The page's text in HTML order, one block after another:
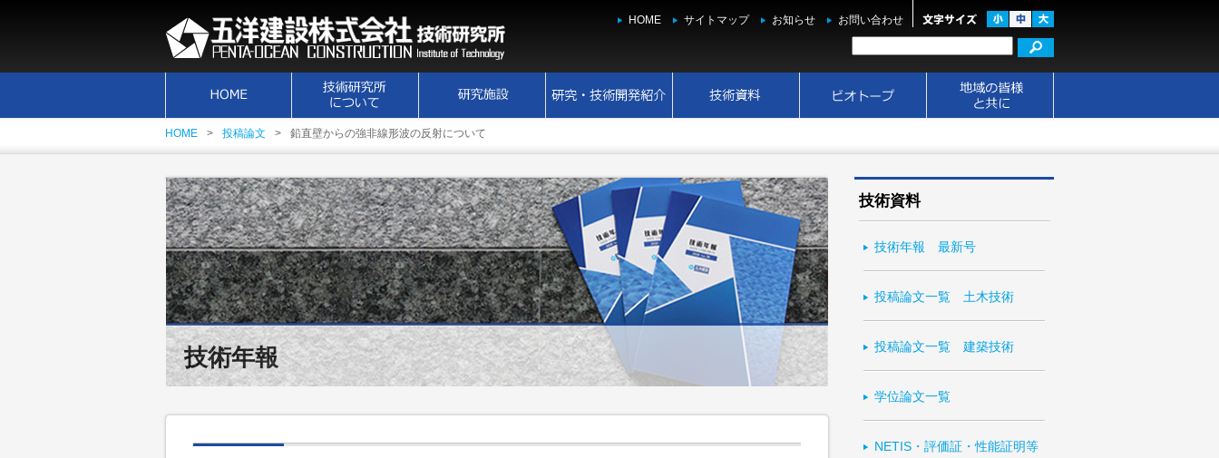
HOME サイトマップ お知らせ お問い合わせ
HOME 投稿論文 鉛直壁からの強非線形波の反射について
技術年報
技術資料
技術年報 最新号
投稿論文一覧 土木技術
投稿論文一覧 建築技術
学位論文一覧
NETIS・評価証・性能証明等